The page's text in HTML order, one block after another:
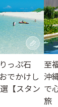
っぷ石
でかけし
【スタン
至
沖
で
旅